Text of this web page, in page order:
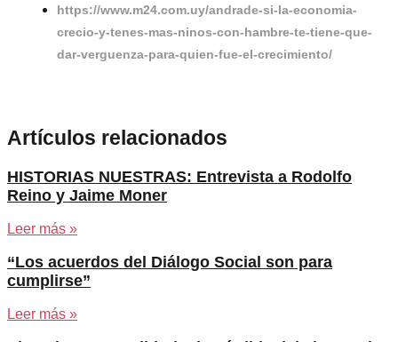
https://www.m24.com.uy/andrade-si-la-economia-
crecio-y-tenes-mas-ninos-con-hambre-te-tiene-que-
dar-verguenza-para-quien-fue-el-crecimiento/
Artículos relacionados
HISTORIAS NUESTRAS: Entrevista a Rodolfo
Reino y Jaime Moner
Leer más »
“Los acuerdos del Diálogo Social son para
cumplirse”
Leer más »